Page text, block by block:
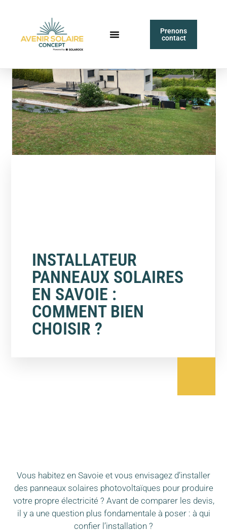
Prenons
contact
INSTALLATEUR
PANNEAUX SOLAIRES
EN SAVOIE :
COMMENT BIEN
CHOISIR ?
Vous habitez en Savoie et vous envisagez d’installer
des panneaux solaires photovoltaïques pour produire
votre propre électricité ? Avant de comparer les devis,
il y a une question plus fondamentale à poser : à qui
confier l’installation ?